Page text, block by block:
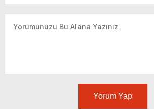
Yorum Yap